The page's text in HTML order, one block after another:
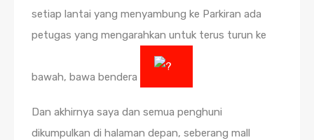
setiap lantai yang menyambung ke Parkiran ada
petugas yang mengarahkan untuk terus turun ke
bawah, bawa bendera
Dan akhirnya saya dan semua penghuni
dikumpulkan di halaman depan, seberang mall